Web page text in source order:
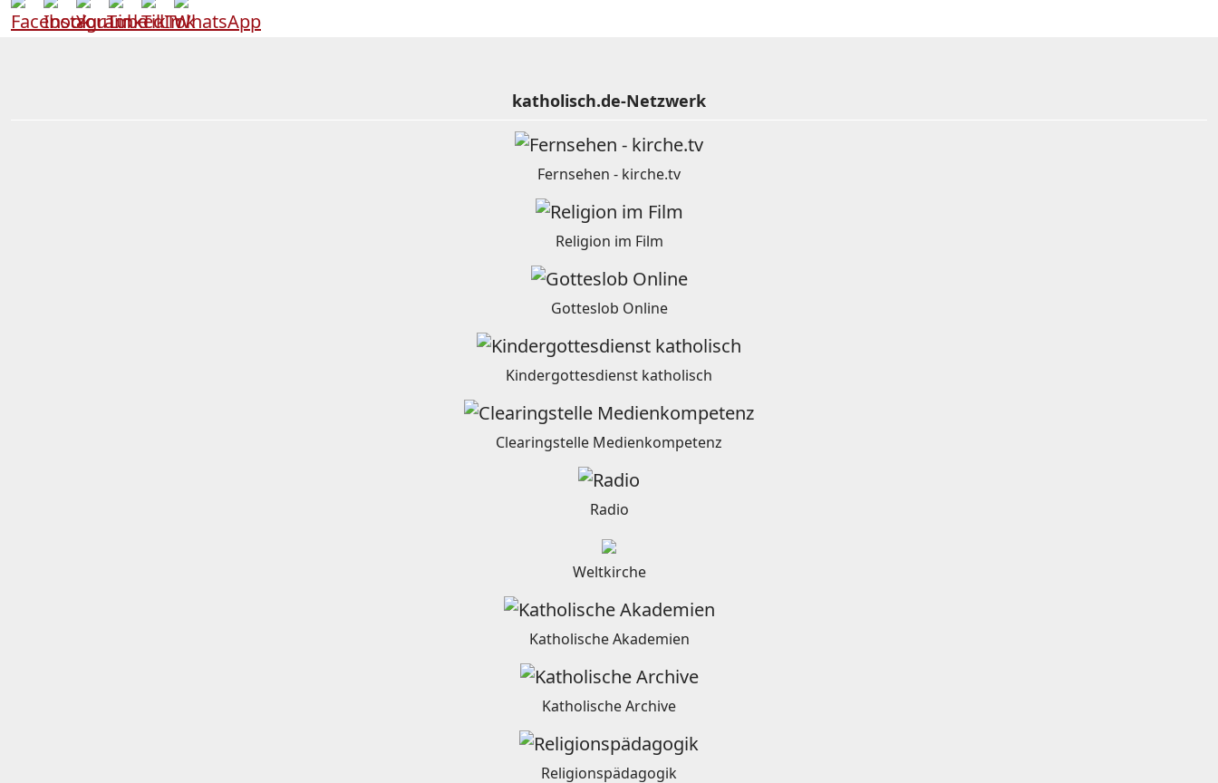
katholisch.de-Netzwerk
Fernsehen - kirche.tv
Religion im Film
Gotteslob Online
Kindergottesdienst katholisch
Clearingstelle Medienkompetenz
Radio
Weltkirche
Katholische Akademien
Katholische Archive
Religionspädagogik